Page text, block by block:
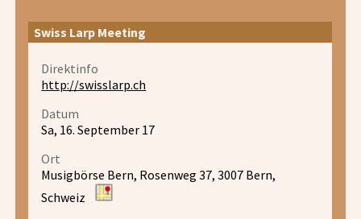
Swiss Larp Meeting
Direktinfo
http://swisslarp.ch
Datum
Sa, 16. September 17
Ort
Musigbörse Bern, Rosenweg 37, 3007 Bern,
Schweiz